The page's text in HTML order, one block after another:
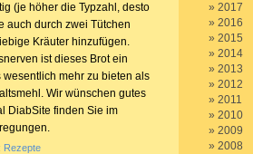
(je höher die Typzahl, desto
auch durch zwei Tütchen
Kräuter hinzufügen.
ist dieses Brot ein
mehr zu bieten als
Wir wünschen gutes
DiabSite finden Sie im
Rezepte
2017
2016
2015
2014
2013
2012
2011
2010
2009
2008